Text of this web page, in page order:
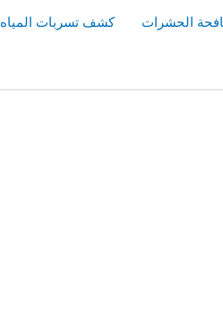
الحشرات كشف تسربات المياه